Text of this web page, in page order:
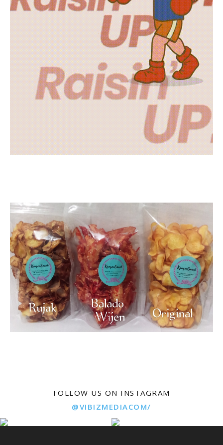
FOLLOW US ON INSTAGRAM
@VIBIZMEDIACOM/